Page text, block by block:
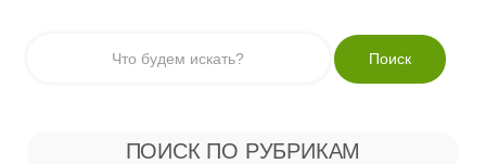
ПОИСК ПО РУБРИКАМ